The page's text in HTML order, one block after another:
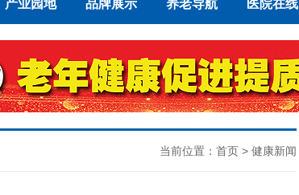
产业园地 品牌展示 养老导航 医院在线
当前位置： 首页 > 健康新闻